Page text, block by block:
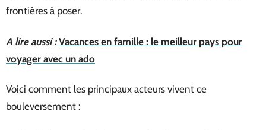
frontières à poser.
A lire aussi : Vacances en famille : le meilleur pays pour
voyager avec un ado
Voici comment les principaux acteurs vivent ce
bouleversement :